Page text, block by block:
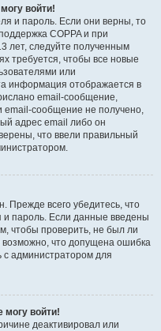
войти!
и пароль. Если они верны, то
COPPA и при
лет, следуйте полученным
требуется, чтобы все новые
или
информация отображается в
email-сообщение,
email-сообщение не получено,
адрес email либо он
что ввели правильный
Прежде всего убедитесь, что
и пароль. Если данные введены
чтобы проверить, не был ли
возможно, что допущена ошибка
с администратором для
могу войти!
деактивировал или